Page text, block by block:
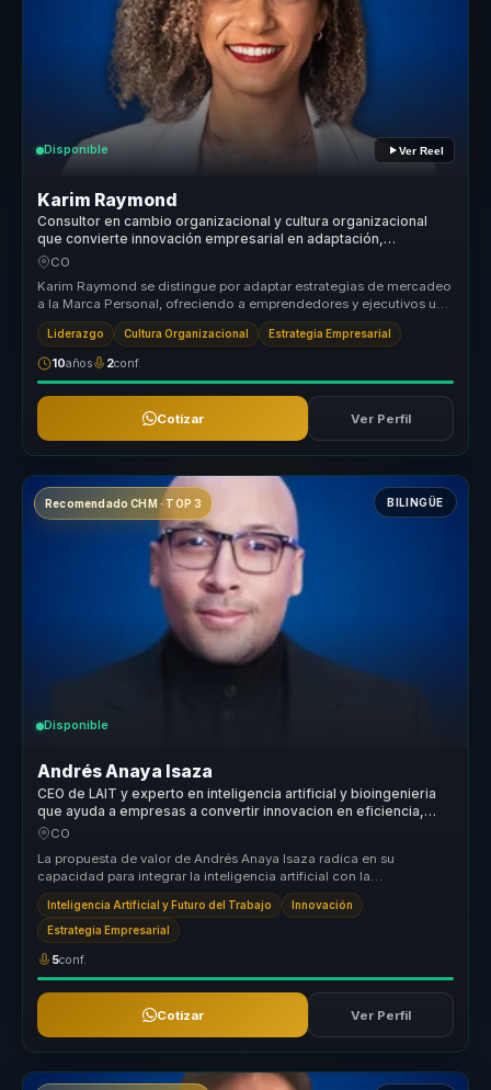
Disponible Ver Reel
Karim Raymond
Consultor en cambio organizacional y cultura organizacional
que convierte innovación empresarial en adaptación,
creatividad y ejecución para líderes y equipos.
CO
Karim Raymond se distingue por adaptar estrategias de mercadeo
a la Marca Personal, ofreciendo a emprendedores y ejecutivos un
camino cla...
Liderazgo Cultura Organizacional Estrategia Empresarial
10años 2conf.
Cotizar Ver Perfil
Recomendado CHM · TOP 3 BILINGÜE
Disponible
Andrés Anaya Isaza
CEO de LAIT y experto en inteligencia artificial y bioingenieria
que ayuda a empresas a convertir innovacion en eficiencia,
crecimiento y ventaja competitiva.
CO
La propuesta de valor de Andrés Anaya Isaza radica en su
capacidad para integrar la inteligencia artificial con la
bioingeniería, creando...
Inteligencia Artificial y Futuro del Trabajo Innovación
Estrategia Empresarial
5conf.
Cotizar Ver Perfil